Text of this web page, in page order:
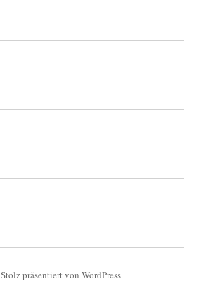
Stolz präsentiert von WordPress